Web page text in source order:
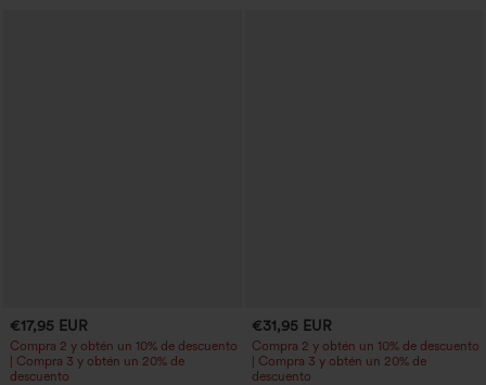
€17,95 EUR
Compra 2 y obtén un 10% de descuento
| Compra 3 y obtén un 20% de
descuento
€31,95 EUR
Compra 2 y obtén un 10% de descuento
| Compra 3 y obtén un 20% de
descuento